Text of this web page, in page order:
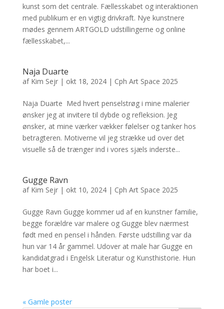
kunst som det centrale. Fællesskabet og interaktionen
med publikum er en vigtig drivkraft. Nye kunstnere
mødes gennem ARTGOLD udstillingerne og online
fællesskabet,...
Naja Duarte
af Kim Sejr| okt 18, 2024| Cph Art Space 2025
Naja Duarte Med hvert penselstrøg i mine malerier
ønsker jeg at invitere til dybde og refleksion. Jeg
ønsker, at mine værker vækker følelser og tanker hos
betragteren. Motiverne vil jeg strække ud over det
visuelle så de trænger ind i vores sjæls inderste...
Gugge Ravn
af Kim Sejr| okt 10, 2024| Cph Art Space 2025
Gugge Ravn Gugge kommer ud af en kunstner familie,
begge forældre var malere og Gugge blev nærmest
født med en pensel i hånden. Første udstilling var da
hun var 14 år gammel. Udover at male har Gugge en
kandidatgrad i Engelsk Literatur og Kunsthistorie. Hun
har boet i...
« Gamle poster